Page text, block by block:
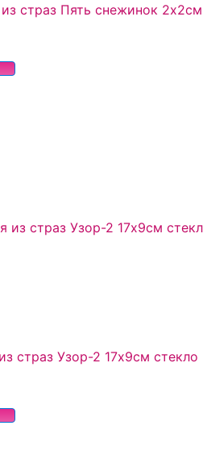
страз Пять снежинок 2х2см
страз Узор-2 17х9см стекло